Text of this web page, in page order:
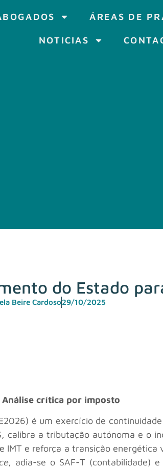
ÁREAS DE
NOTICIAS
do Estado
Beire Cardoso29/10/2025
crítica por imposto
é um exercício de
calibra a tributação autónoma e o
IMT e reforça a transição energética
, adia-se o SAF-T (contabilidade)